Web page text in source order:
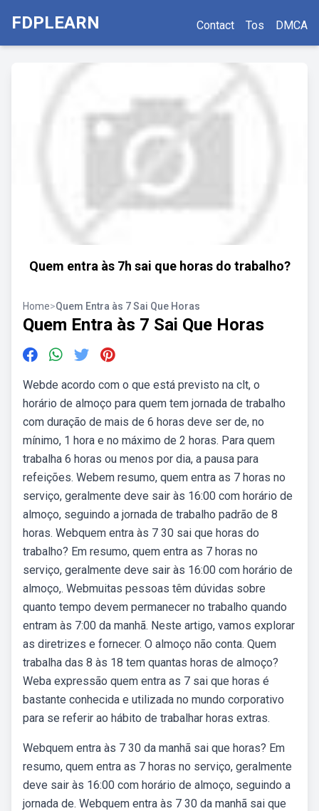
FDPLEARN Contact Tos DMCA
Quem entra às 7h sai que horas do trabalho?
Home>Quem Entra às 7 Sai Que Horas
Quem Entra às 7 Sai Que Horas
Webde acordo com o que está previsto na clt, o
horário de almoço para quem tem jornada de trabalho
com duração de mais de 6 horas deve ser de, no
mínimo, 1 hora e no máximo de 2 horas. Para quem
trabalha 6 horas ou menos por dia, a pausa para
refeições. Webem resumo, quem entra as 7 horas no
serviço, geralmente deve sair às 16:00 com horário de
almoço, seguindo a jornada de trabalho padrão de 8
horas. Webquem entra às 7 30 sai que horas do
trabalho? Em resumo, quem entra as 7 horas no
serviço, geralmente deve sair às 16:00 com horário de
almoço,. Webmuitas pessoas têm dúvidas sobre
quanto tempo devem permanecer no trabalho quando
entram às 7:00 da manhã. Neste artigo, vamos explorar
as diretrizes e fornecer. O almoço não conta. Quem
trabalha das 8 às 18 tem quantas horas de almoço?
Weba expressão quem entra as 7 sai que horas é
bastante conhecida e utilizada no mundo corporativo
para se referir ao hábito de trabalhar horas extras.
Webquem entra às 7 30 da manhã sai que horas? Em
resumo, quem entra as 7 horas no serviço, geralmente
deve sair às 16:00 com horário de almoço, seguindo a
jornada de. Webquem entra às 7 30 da manhã sai que